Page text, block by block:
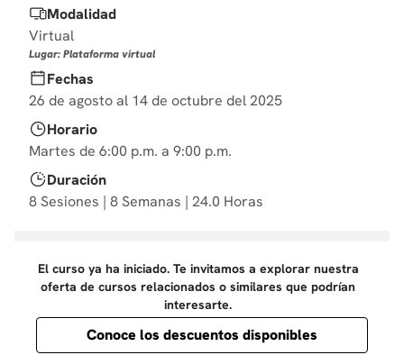
10. diseño
Modalidad
Virtual
Lugar: Plataforma virtual
Fechas
26 de agosto al 14 de octubre del 2025
Horario
Martes de 6:00 p.m. a 9:00 p.m.
Duración
8 Sesiones | 8 Semanas | 24.0 Horas
El curso ya ha iniciado. Te invitamos a explorar nuestra
oferta de cursos relacionados o similares que podrían
interesarte.
Conoce los descuentos disponibles